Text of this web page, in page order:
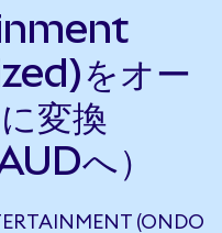
をオー
変換
へ）
(ONDO